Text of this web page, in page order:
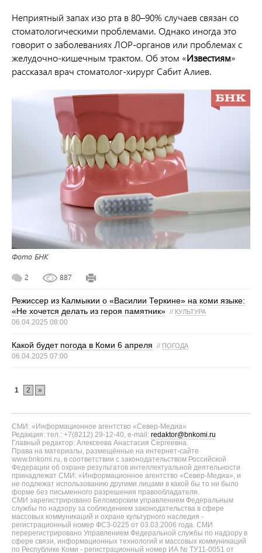
Неприятный запах изо рта в 80–90% случаев связан со
стоматологическими проблемами. Однако иногда это
говорит о заболеваниях ЛОР-органов или проблемах с
желудочно-кишечным трактом. Об этом «Известиям»
рассказал врач стоматолог-хирург Сабит Алиев.
Фото БНК
2 887
Режиссер из Калмыкии о «Василии Теркине» на коми языке:
«Не хочется делать из героя памятник» // КУЛЬТУРА
06.04.2025 08:00
Какой будет погода в Коми 6 апреля // ПОГОДА
06.04.2025 07:00
1 2 »
СМИ: «Информационное агентство «Север-Медиа»
Редакция: тел.: +7(8212) 29-12-40, e-mail: redaktor@bnkomi.ru
Главный редактор: Алексеева Анастасия Сергеевна.
Права на материалы, размещённые на интернет-сайте
www.bnkomi.ru, в соответствии с законодательством Российской
Федерации об охране результатов интеллектуальной деятельности
принадлежат СМИ: «Информационное агентство «Север-Медиа», и
не подлежат использованию другими лицами в какой бы то ни было
форме без письменного разрешения правообладателя.
СМИ зарегистрировано Беломорским управлением Федеральным
службы по надзору за соблюдением законодательства в сфере
массовых коммуникаций и охране культурного наследия -
регистрационный номер ФС3-0225 от 03.03.2006 года. СМИ
перерегистрировано Управлением Федеральной службы по надзору в
сфере связи, информационных технологий и массовых коммуникаций
по Республике Коми - регистрационный номер ИА № ТУ11-0051 от